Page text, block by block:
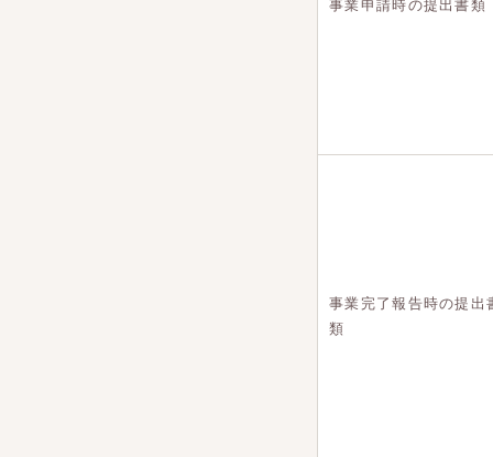
事業申請時の提出書類
事業完了報告時の提出
類